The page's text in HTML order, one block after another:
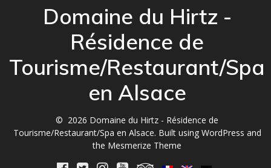
Domaine du Hirtz -
Résidence de
Tourisme/Restaurant/Spa
en Alsace
© 2026 Domaine du Hirtz - Résidence de
Tourisme/Restaurant/Spa en Alsace. Built using WordPress and
the Mesmerize Theme